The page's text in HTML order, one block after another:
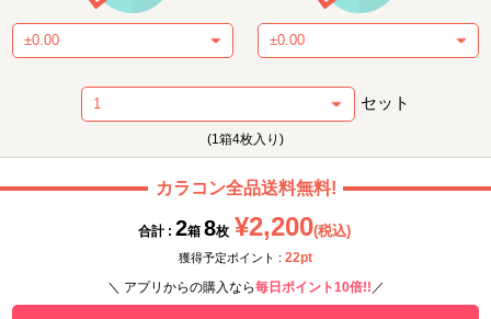
セット
(1箱4枚入り)
カラコン全品送料無料!
合計 : 2箱 8枚 ¥2,200(税込)
獲得予定ポイント : 22pt
＼ アプリからの購入なら毎日ポイント10倍!! ／